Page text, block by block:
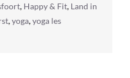
, Happy & Fit, Land in
,yoga,yoga les